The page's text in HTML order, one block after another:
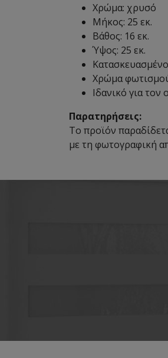
Χρώμα: χρυσό
Μήκος: 25 εκ.
Βάθος: 16 εκ.
Ύψος: 25 εκ.
Χρώμα
Ιδανικό για τον
Παρατηρήσεις:
Το προϊόν
με τη φωτογραφική